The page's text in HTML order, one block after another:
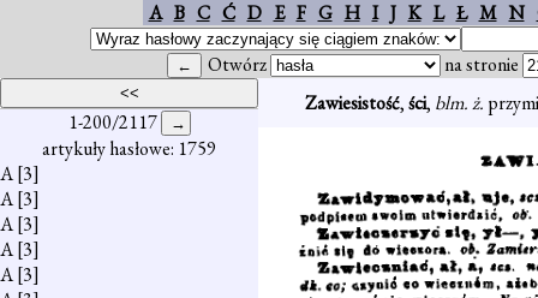
A B C Ć D E F G H I J K L Ł M N
Otwórz na stronie
1-200/2117
artykuły hasłowe: 1759
A[3]
A[3]
A[3]
A[3]
A[3]
Zawiesistość,ści, blm. ż.